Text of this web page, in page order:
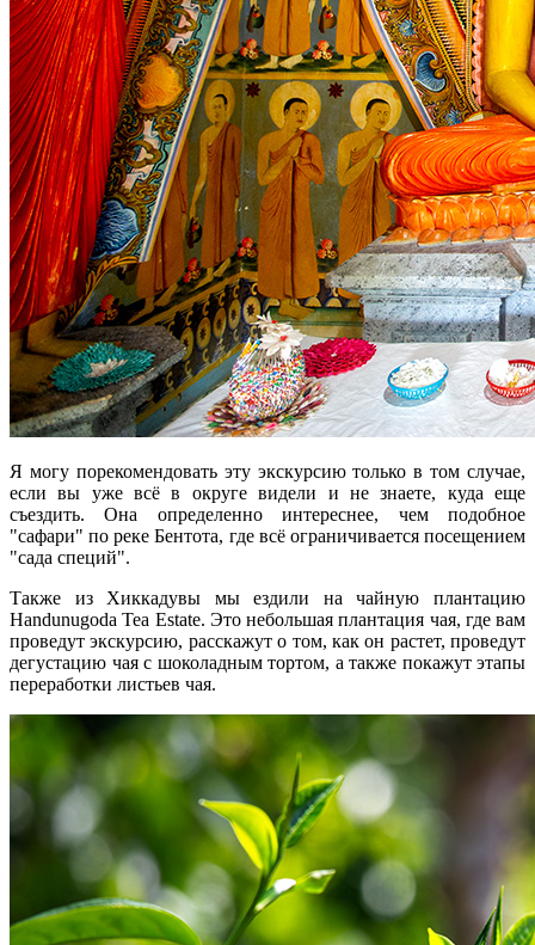
Я могу порекомендовать эту экскурсию только в том случае,
если вы уже всё в округе видели и не знаете, куда еще
съездить. Она определенно интереснее, чем подобное
"сафари" по реке Бентота, где всё ограничивается посещением
"сада специй".
Также из Хиккадувы мы ездили на чайную плантацию
Handunugoda Tea Estate. Это небольшая плантация чая, где вам
проведут экскурсию, расскажут о том, как он растет, проведут
дегустацию чая с шоколадным тортом, а также покажут этапы
переработки листьев чая.